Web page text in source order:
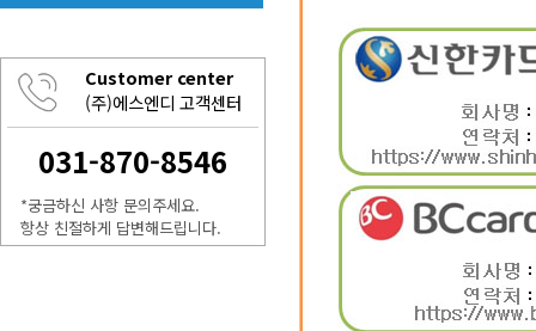
Customer center
(주)에스엔디 고객센터
031-870-8546
*궁금하신 사항 문의주세요.
항상 친절하게 답변해드립니다.